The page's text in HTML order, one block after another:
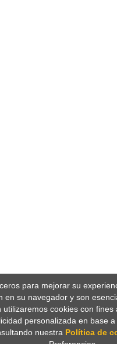
para mejorar su
en su navegador y son
cookies con
personalizada en base
nuestra Política de